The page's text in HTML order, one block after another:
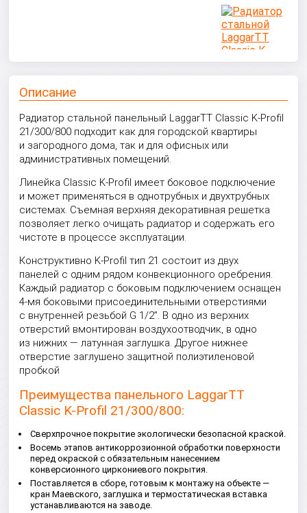
Описание
Радиатор стальной панельный LaggarTT Classic K-Profil
21/300/800 подходит как для городской квартиры
и загородного дома, так и для офисных или
административных помещений.
Линейка Classic K-Profil имеет боковое подключение
и может применяться в однотрубных и двухтрубных
системах. Съемная верхняя декоративная решетка
позволяет легко очищать радиатор и содержать его
чистоте в процессе эксплуатации.
Конструктивно K-Profil тип 21 состоит из двух
панелей с одним рядом конвекционного оребрения.
Каждый радиатор с боковым подключением оснащен
4-мя боковыми присоединительными отверстиями
с внутренней резьбой G 1/2”. В одно из верхних
отверстий вмонтирован воздухоотводчик, в одно
из нижних — латунная заглушка. Другое нижнее
отверстие заглушено защитной полиэтиленовой
пробкой
Преимущества панельного LaggarTT
Classic K-Profil 21/300/800:
Сверхпрочное покрытие экологически безопасной краской.
Восемь этапов антикоррозионной обработки поверхности
перед окраской с обязательным нанесением
конверсионного циркониевого покрытия.
Поставляется в сборе, готовым к монтажу на объекте —
кран Маевского, заглушка и термостатическая вставка
устанавливаются на заводе.